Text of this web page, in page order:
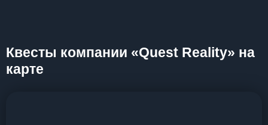
Квесты компании «Quest Reality» на
карте